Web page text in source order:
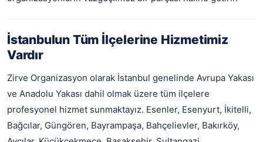
İstanbulun Tüm İlçelerine Hizmetimiz
Vardır
Zirve Organizasyon olarak İstanbul genelinde Avrupa Yakası
ve Anadolu Yakası dahil olmak üzere tüm ilçelere
profesyonel hizmet sunmaktayız. Esenler, Esenyurt, İkitelli,
Bağcılar, Güngören, Bayrampaşa, Bahçelievler, Bakırköy,